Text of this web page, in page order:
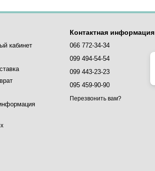
кабинет
Контактная информация
066 772-34-34
099 494-54-54
099 443-23-23
095 459-90-90
Перезвонить вам?